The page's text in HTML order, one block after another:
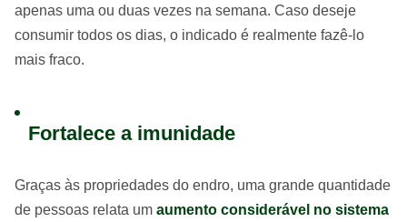
apenas uma ou duas vezes na semana. Caso deseje
consumir todos os dias, o indicado é realmente fazê-lo
mais fraco.
Fortalece a imunidade
Graças às propriedades do endro, uma grande quantidade
de pessoas relata um aumento considerável no sistema